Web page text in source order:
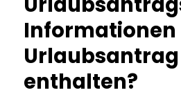
enthalten?